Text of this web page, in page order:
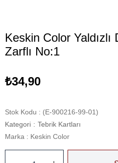
Keskin Color Yaldızlı
Zarflı No:1
₺34,90
Stok Kodu
(E-900216-99-01)
Kategori : Tebrik Kartları
Marka : Keskin Color